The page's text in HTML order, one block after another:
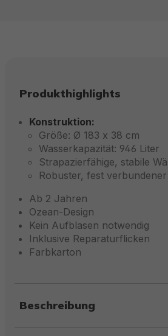
Produkthighlights
Konstruktion:
Größe: Ø 183 x 38 cm
Wasserkapazität: 946 Liter
Strapazierfähige, stabile
Robuster, fest
Ab 2 Jahren
Ozean-Design
Kein Aufblasen notwendig
Inklusive Reparaturflicken
Farbkarton
Beschreibung